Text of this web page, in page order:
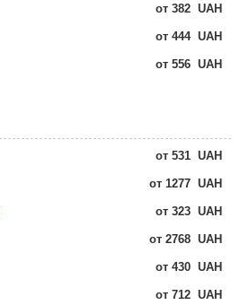
от 382 UAH
от 444 UAH
от 556 UAH
от 531 UAH
от 1277 UAH
от 323 UAH
от 2768 UAH
от 430 UAH
от 712 UAH